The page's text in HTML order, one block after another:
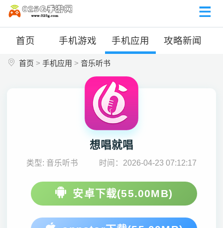
首页 手机游戏 手机应用 攻略新闻
首页 > 手机应用 > 音乐听书
想唱就唱
类型: 音乐听书 时间：2026-04-23 07:12:17
安卓下载(55.00MB)